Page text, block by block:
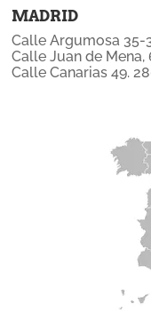
MADRID
Calle Argumosa
Calle Juan de
Calle Canarias 49.